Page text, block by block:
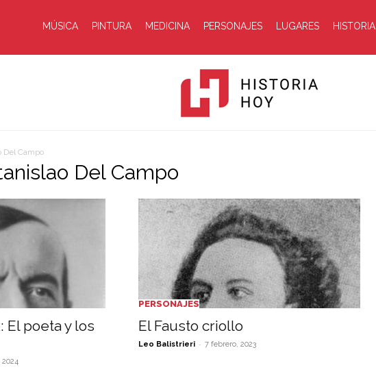
MÚSICA PINTURA MEDICINA PERSONAJES LUGARES HISTORIA
Hoy
Del Campo
Del Campo
El poeta y los
2024
PERSONAJES
El Fausto criollo
Leo Balistrieri - 7 febrero, 2023